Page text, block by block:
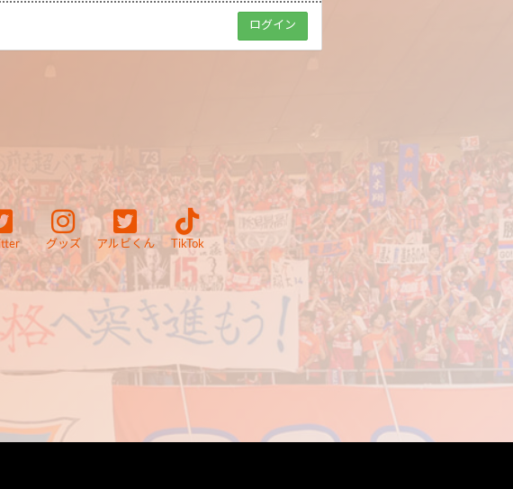
グッズ アルビくん TikTok